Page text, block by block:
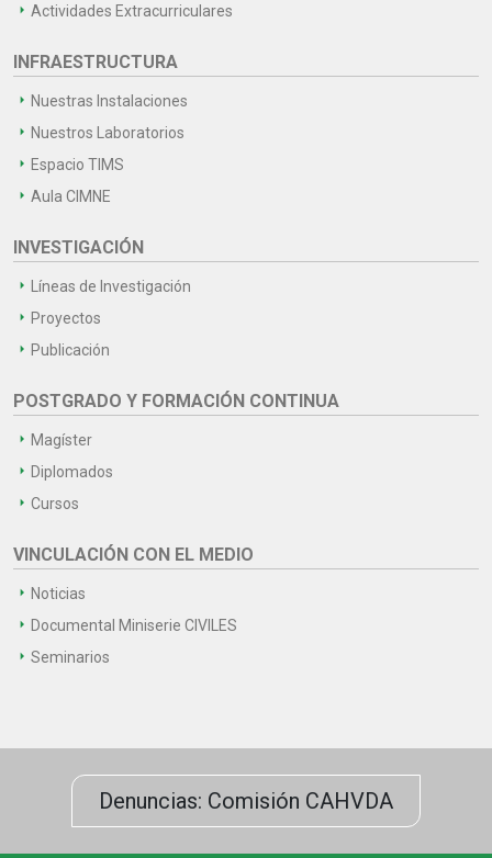
Actividades Extracurriculares
INFRAESTRUCTURA
Nuestras Instalaciones
Nuestros Laboratorios
Espacio TIMS
Aula CIMNE
INVESTIGACIÓN
Líneas de Investigación
Proyectos
Publicación
POSTGRADO Y FORMACIÓN CONTINUA
Magíster
Diplomados
Cursos
VINCULACIÓN CON EL MEDIO
Noticias
Documental Miniserie CIVILES
Seminarios
Denuncias: Comisión CAHVDA